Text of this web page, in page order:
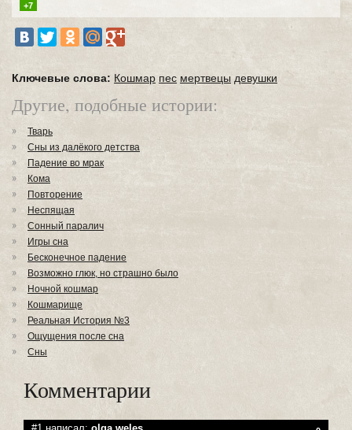
+7
Ключевые слова: Кошмар пес мертвецы девушки
Другие, подобные истории:
Тварь
Сны из далёкого детства
Падение во мрак
Кома
Повторение
Неспящая
Сонный паралич
Игры сна
Бесконечное падение
Возможно глюк, но страшно было
Ночной кошмар
Кошмарище
Реальная История №3
Ощущения после сна
Сны
Комментарии